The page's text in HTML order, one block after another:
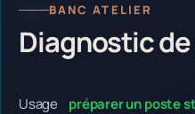
BANC ATELIER
Diagnostic
Usage
préparer un poste